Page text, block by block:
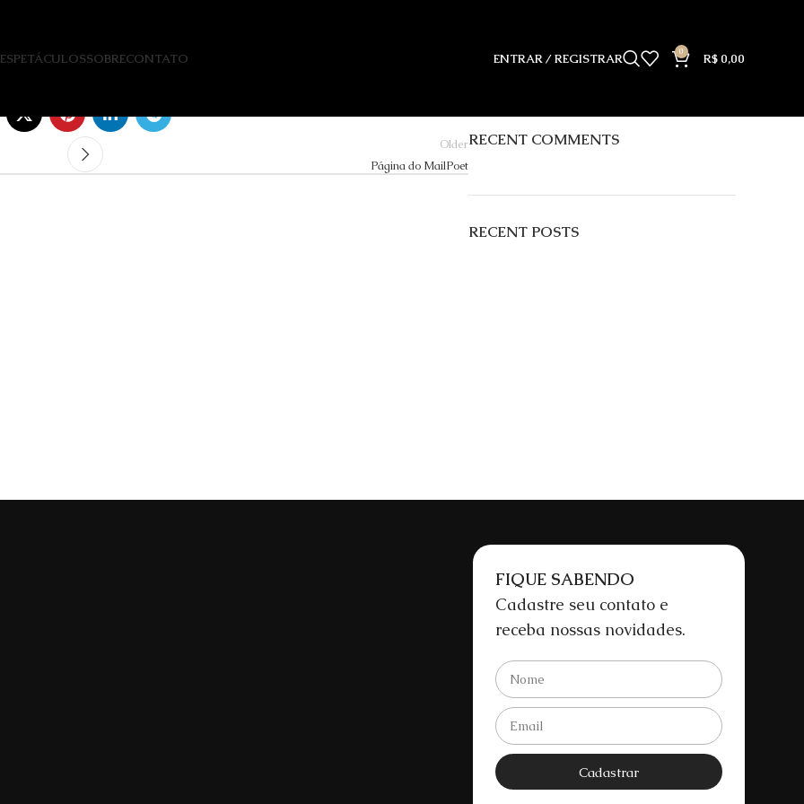
ESPETÁCULOSSOBRECONTATO ENTRAR / REGISTRAR 0 R$ 0,00
Older
Página do MailPoet
RECENT COMMENTS
RECENT POSTS
FIQUE SABENDO
Cadastre seu contato e
receba nossas novidades.
Cadastrar